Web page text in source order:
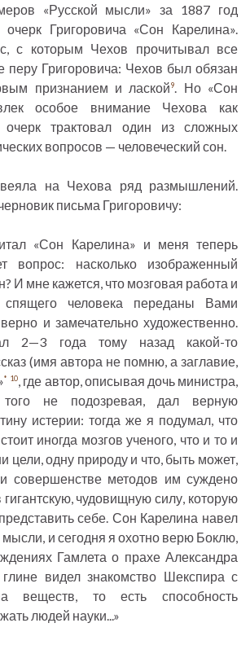
«Русской мысли» за 1887 год
Григоровича «Сон Карелина».
с которым Чехов прочитывал все
перу Григоровича: Чехов был обязан
признанием и лаской9
. Но «Сон
особое внимание Чехова как
очерк трактовал один из сложных
вопросов — человеческий сон.
на Чехова ряд размышлений.
письма Григоровичу:
«Сон Карелина» и меня теперь
вопрос: насколько изображенный
И мне кажется, что мозговая работа и
человека переданы Вами
и замечательно художественно.
2—3 года тому назад какой-то
(имя автора не помню, а заглавие,
* 10
, где автор, описывая дочь министра,
не подозревая, дал верную
истерии: тогда же я подумал, что
иногда мозгов ученого, что и то и
цели, одну природу и что, быть может,
совершенстве методов им суждено
гигантскую, чудовищную силу, которую
себе. Сон Карелина навел
и сегодня я охотно верю Боклю,
Гамлета о прахе Александра
видел знакомство Шекспира с
веществ, то есть способность
людей науки...»